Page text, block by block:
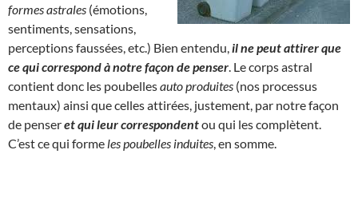
formes astrales (émotions,
sentiments, sensations,
perceptions faussées, etc.) Bien entendu, il ne peut attirer que
ce qui correspond à notre façon de penser . Le corps astral
contient donc les poubellesauto produites (nos processus
mentaux) ainsi que celles attirées, justement, par notre façon
de penseret quileur correspondentou qui les complètent.
C’est ce qui forme les poubelles induites , en somme.